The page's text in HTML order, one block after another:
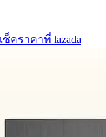
เช็คราคาที่ lazada